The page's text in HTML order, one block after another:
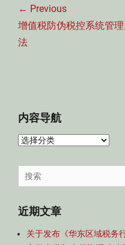
章
导
航
← Previous
Previous
post:
增值税防伪税控系统管
法
内容导航
内
导
航
Search
for:
近期文章
关于发布《华东区域税务